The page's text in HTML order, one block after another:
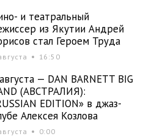
и театральный
из Якутии Андрей
стал Героем Труда
16:50
— DAN BARNETT BIG
(АВСТРАЛИЯ):
EDITION» в джаз-
Алексея Козлова
0:00